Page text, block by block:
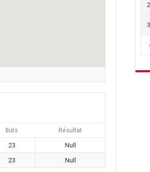
Buts Résultat
23
Null
23 Null